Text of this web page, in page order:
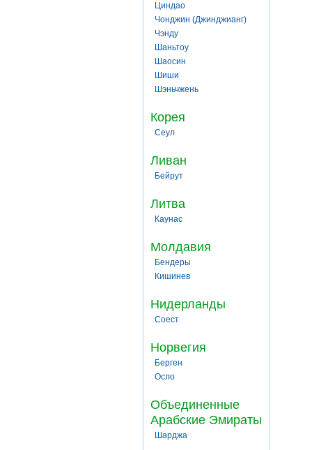
Циндао
Чонджин (Джинджианг)
Чэнду
Шаньтоу
Шаосин
Шиши
Шэньчжень
Корея
Сеул
Ливан
Бейрут
Литва
Каунас
Молдавия
Бендеры
Кишинев
Нидерланды
Соест
Норвегия
Берген
Осло
Объединенные
Арабские Эмираты
Шарджа